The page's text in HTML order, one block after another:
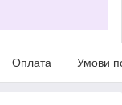
Оплата Умови